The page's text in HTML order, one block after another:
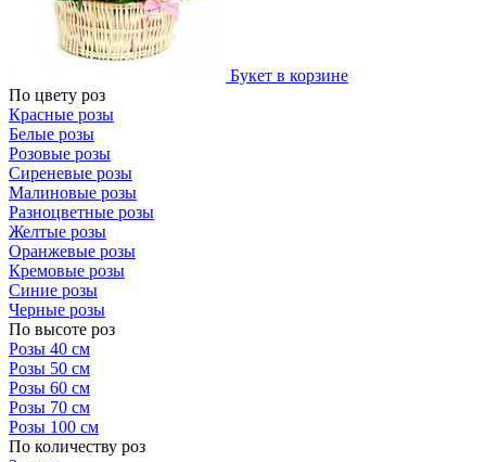
Букет в корзине
По цвету роз
Красные розы
Белые розы
Розовые розы
Сиреневые розы
Малиновые розы
Разноцветные розы
Желтые розы
Оранжевые розы
Кремовые розы
Синие розы
Черные розы
По высоте роз
Розы 40 см
Розы 50 см
Розы 60 см
Розы 70 см
Розы 100 см
По количеству роз